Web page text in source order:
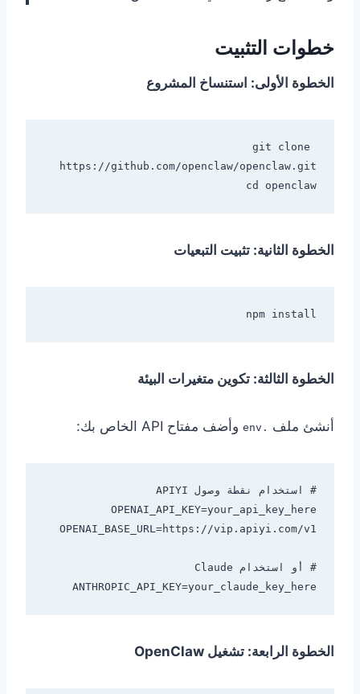
خطوات التثبيت
الخطوة الأولى: استنساخ المشروع
git clone
cd openclaw
الخطوة الثانية: تثبيت التبعيات
npm install
الخطوة الثالثة: تكوين متغيرات البيئة
أنشئ ملف .env وأضف مفتاح API الخاص بك:
ANTHROPIC_API_KEY=your_claude_key_here
الخطوة الرابعة: تشغيل OpenClaw